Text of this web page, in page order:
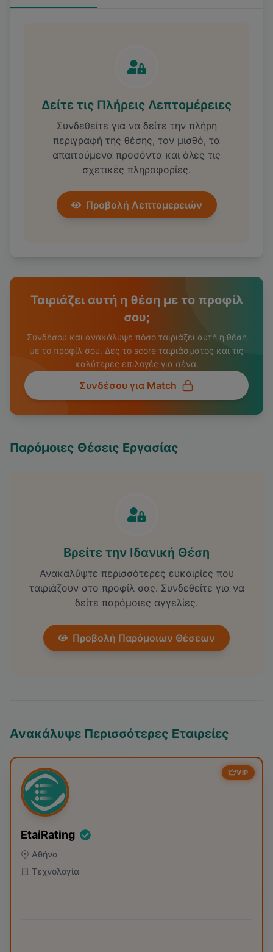
Δείτε τις Πλήρεις Λεπτομέρειες
Συνδεθείτε για να δείτε την πλήρη
περιγραφή της θέσης, τον μισθό, τα
απαιτούμενα προσόντα και όλες τις
σχετικές πληροφορίες.
Προβολή Λεπτομερειών
Ταιριάζει αυτή η θέση με το προφίλ
σου;
Συνδέσου και ανακάλυψε πόσο ταιριάζει αυτή η θέση
με το προφίλ σου. Δες το score ταιριάσματος και τις
καλύτερες επιλογές για σένα.
Συνδέσου για Match
Παρόμοιες Θέσεις Εργασίας
Βρείτε την Ιδανική Θέση
Ανακαλύψτε περισσότερες ευκαιρίες που
ταιριάζουν στο προφίλ σας. Συνδεθείτε για να
δείτε παρόμοιες αγγελίες.
Προβολή Παρόμοιων Θέσεων
Ανακάλυψε Περισσότερες Εταιρείες
VIP
EtaiRating
Αθήνα
Τεχνολογία